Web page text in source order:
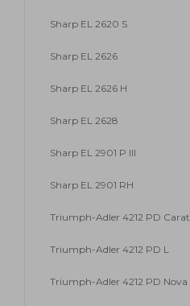
Sharp EL 2620 S
Sharp EL 2626
Sharp EL 2626 H
Sharp EL 2628
Sharp EL 2901 P III
Sharp EL 2901 RH
Triumph-Adler 4212 PD Carat
Triumph-Adler 4212 PD L
Triumph-Adler 4212 PD Nova